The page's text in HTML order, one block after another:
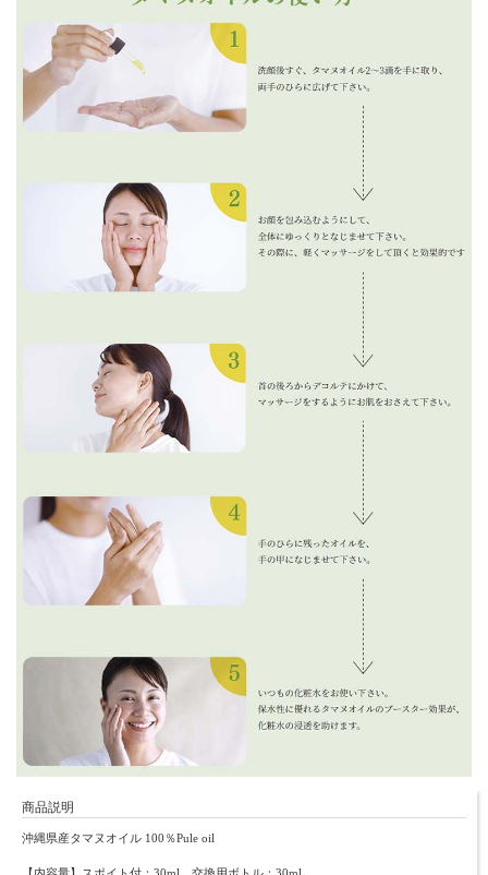
商品説明
沖縄県産タマヌオイル 100％Pule oil